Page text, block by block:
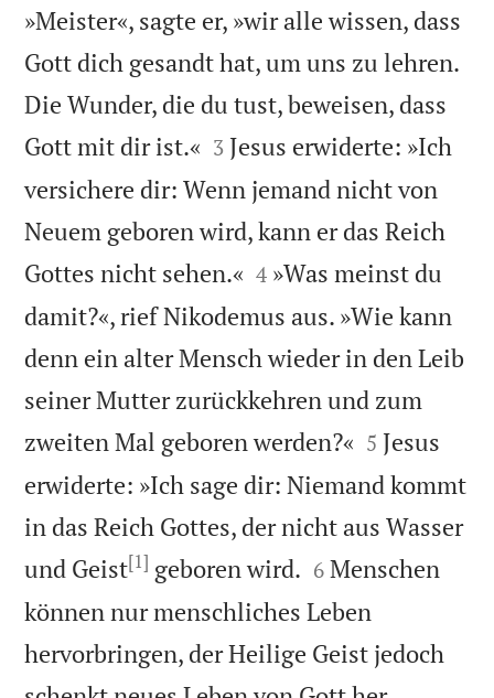
»Meister«, sagte er, »wir alle wissen, dass
Gott dich gesandt hat, um uns zu lehren.
Die Wunder, die du tust, beweisen, dass
Gott mit dir ist.« 

3 Jesus erwiderte: »Ich
versichere dir: Wenn jemand nicht von
Neuem geboren wird, kann er das Reich
Gottes nicht sehen.« 

4 »Was meinst du
damit?«, rief Nikodemus aus. »Wie kann
denn ein alter Mensch wieder in den Leib
seiner Mutter zurückkehren und zum
zweiten Mal geboren werden?« 

5 Jesus
erwiderte: »Ich sage dir: Niemand kommt
in das Reich Gottes, der nicht aus Wasser
und Geist[1] geboren wird. 

6 Menschen
können nur menschliches Leben
hervorbringen, der Heilige Geist jedoch